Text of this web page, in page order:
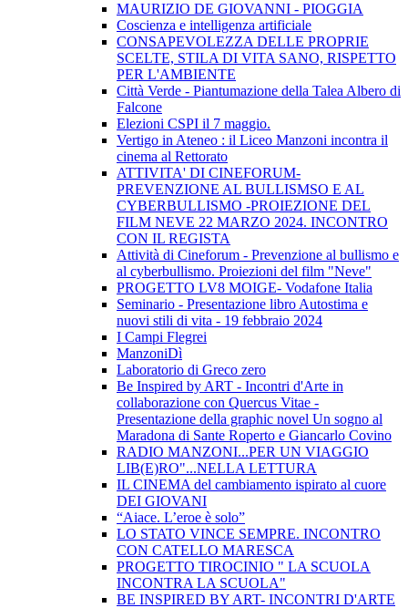
MAURIZIO DE GIOVANNI - PIOGGIA
Coscienza e intelligenza artificiale
CONSAPEVOLEZZA DELLE PROPRIE
SCELTE, STILA DI VITA SANO, RISPETTO
PER L'AMBIENTE
Città Verde - Piantumazione della Talea Albero di
Falcone
Elezioni CSPI il 7 maggio.
Vertigo in Ateneo : il Liceo Manzoni incontra il
cinema al Rettorato
ATTIVITA' DI CINEFORUM-
PREVENZIONE AL BULLISMSO E AL
CYBERBULLISMO -PROIEZIONE DEL
FILM NEVE 22 MARZO 2024. INCONTRO
CON IL REGISTA
Attività di Cineforum - Prevenzione al bullismo e
al cyberbullismo. Proiezioni del film "Neve"
PROGETTO LV8 MOIGE- Vodafone Italia
Seminario - Presentazione libro Autostima e
nuovi stili di vita - 19 febbraio 2024
I Campi Flegrei
ManzoniDì
Laboratorio di Greco zero
Be Inspired by ART - Incontri d'Arte in
collaborazione con Quercus Vitae -
Presentazione della graphic novel Un sogno al
Maradona di Sante Roperto e Giancarlo Covino
RADIO MANZONI...PER UN VIAGGIO
LIB(E)RO"...NELLA LETTURA
IL CINEMA del cambiamento ispirato al cuore
DEI GIOVANI
“Aiace. L’eroe è solo”
LO STATO VINCE SEMPRE. INCONTRO
CON CATELLO MARESCA
PROGETTO TIROCINIO " LA SCUOLA
INCONTRA LA SCUOLA"
BE INSPIRED BY ART- INCONTRI D'ARTE